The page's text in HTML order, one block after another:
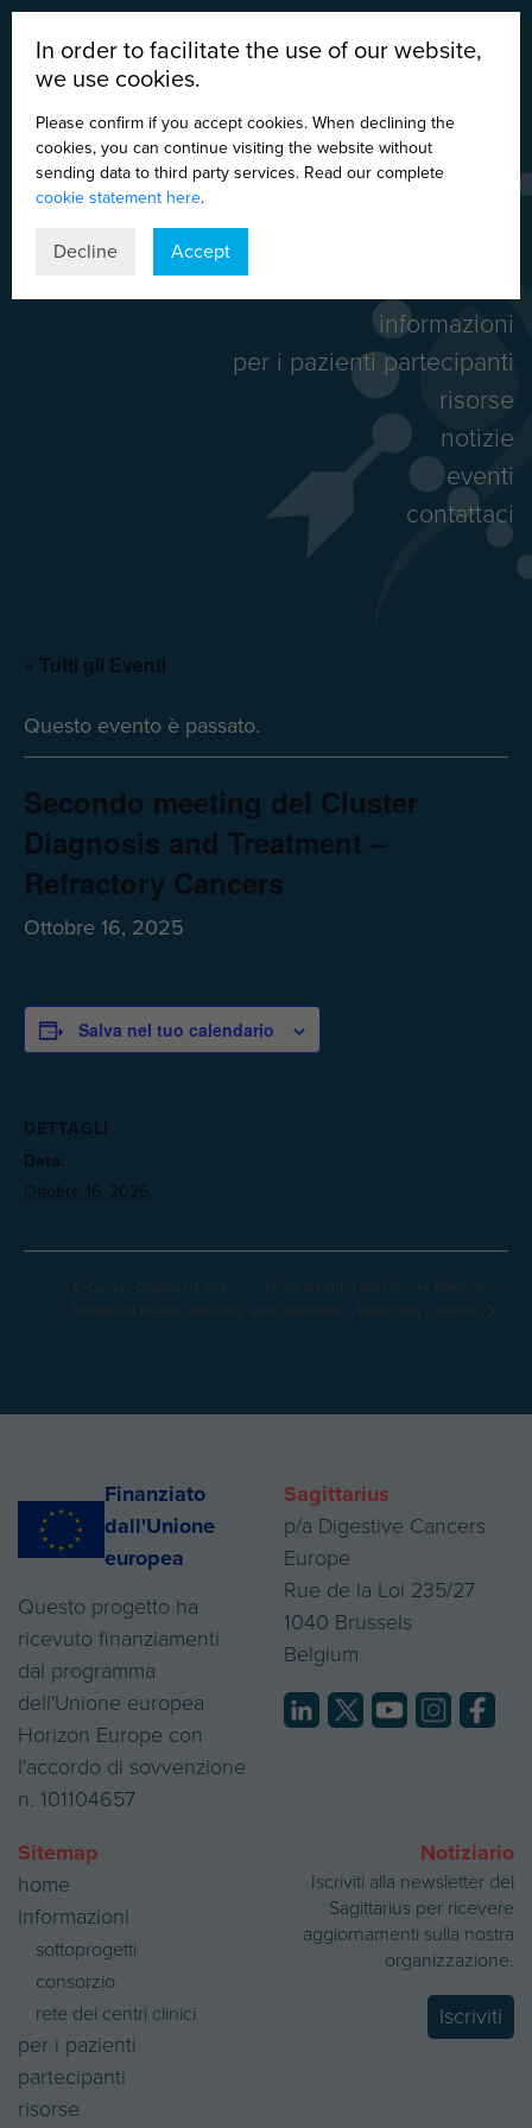
informazioni
per i pazienti partecipanti
risorse
notizie
eventi
contattaci
« Tutti gli Eventi
Questo evento è passato.
Secondo meeting del Cluster
Diagnosis and Treatment –
Refractory Cancers
Ottobre 16, 2025
Salva nel tuo calendario
DETTAGLI
Data:
Ottobre 16, 2025
Cancer Diagnosis and
Treatment Cluster meeting
Terzo meeting del Cluster Diagnosis
and Treatment – Refractory Cancers
Finanziato
dall'Unione
europea
Questo progetto ha
ricevuto finanziamenti
dal programma
dell'Unione europea
Horizon Europe con
l'accordo di sovvenzione
n. 101104657
Sagittarius
p/a Digestive Cancers
Europe
Rue de la Loi 235/27
1040 Brussels
Belgium
Sitemap
home
informazioni
sottoprogetti
consorzio
rete dei centri clinici
per i pazienti
partecipanti
risorse
Notiziario
Iscriviti alla newsletter del
Sagittarius per ricevere
aggiornamenti sulla nostra
organizzazione.
Iscriviti
In order to facilitate the use of our website,
we use cookies.
Please confirm if you accept cookies. When declining the
cookies, you can continue visiting the website without
sending data to third party services. Read our complete
cookie statement here.
Decline Accept